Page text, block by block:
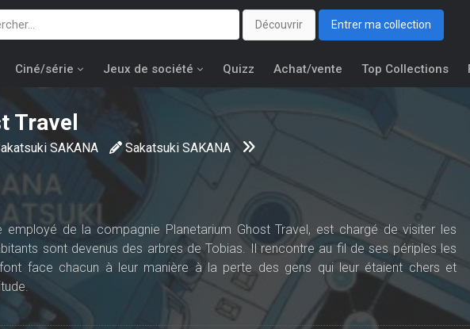
Découvrir Entrer ma collection
Ciné/série Jeux de société Quizz Achat/vente Top Collections
Travel
SAKANA Sakatsuki SAKANA
employé de la compagnie Planetarium Ghost Travel, est chargé de visiter les
sont devenus des arbres de Tobias. Il rencontre au fil de ses périples les
font face chacun à leur manière à la perte des gens qui leur étaient chers et